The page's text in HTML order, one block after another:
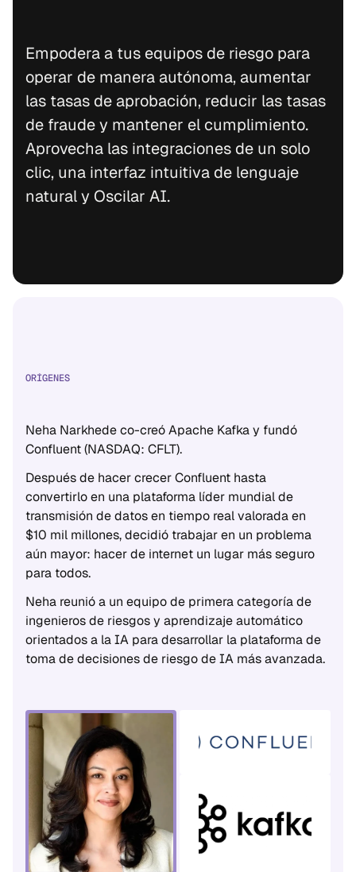
Empodera a tus equipos de riesgo para
operar de manera autónoma, aumentar
las tasas de aprobación, reducir las tasas
de fraude y mantener el cumplimiento.
Aprovecha las integraciones de un solo
clic, una interfaz intuitiva de lenguaje
natural y Oscilar AI.
ORÍGENES
Neha Narkhede co-creó Apache Kafka y fundó
Confluent (NASDAQ: CFLT).
Después de hacer crecer Confluent hasta
convertirlo en una plataforma líder mundial de
transmisión de datos en tiempo real valorada en
$10 mil millones, decidió trabajar en un problema
aún mayor: hacer de internet un lugar más seguro
para todos.
Neha reunió a un equipo de primera categoría de
ingenieros de riesgos y aprendizaje automático
orientados a la IA para desarrollar la plataforma de
toma de decisiones de riesgo de IA más avanzada.